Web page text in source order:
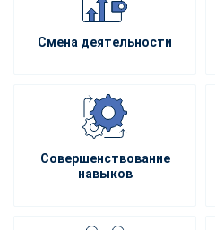
Смена деятельности
Совершенствование
навыков